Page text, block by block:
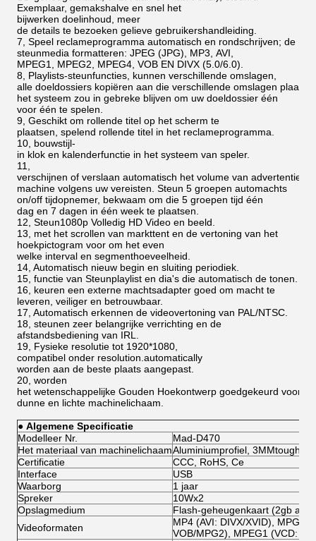
Exemplaar, gemakshalve en snel het
bijwerken doelinhoud, meer
de details te bezoeken gelieve gebruikershandleiding.
7, Speel reclameprogramma automatisch en rondschrijven; de
steunmedia formatteren: JPEG (JPG), MP3, AVI,
MPEG1, MPEG2, MPEG4, VOB EN DIVX (5.0/6.0).
8, Playlists-steunfuncties, kunnen verschillende omslagen,
alle doeldossiers kopiëren aan die verschillende omslagen
het systeem zou in gebreke blijven om uw doeldossier één
voor één te spelen.
9, Geschikt om rollende titel op het scherm te
plaatsen, spelend rollende titel in het reclameprogramma.
10, bouwstijl-
in klok en kalenderfunctie in het systeem van speler.
11,
verschijnen of verslaan automatisch het volume van
machine volgens uw vereisten. Steun 5 groepen automachts
on/off tijdopnemer, bekwaam om die 5 groepen tijd één
dag en 7 dagen in één week te plaatsen.
12, Steun1080p Volledig HD Video en beeld.
13, met het scrollen van markttent en de vertoning van het
hoekpictogram voor om het even
welke interval en segmenthoeveelheid.
14, Automatisch nieuw begin en sluiting periodiek.
15, functie van Steunplaylist en dia's die automatisch de tonen.
16, keuren een externe machtsadapter goed om macht te
leveren, veiliger en betrouwbaar.
17, Automatisch erkennen de videovertoning van PAL/NTSC.
18, steunen zeer belangrijke verrichting en de
afstandsbediening van IRL.
19, Fysieke resolutie tot 1920*1080,
compatibel onder resolution.automatically
worden aan de beste plaats aangepast.
20, worden
het wetenschappelijke Gouden Hoekontwerp goedgekeurd voor
dunne en lichte machinelichaam.
● Algemene Specificatie
Modelleer Nr.
Mad-D470
Het materiaal van machinelichaamAluminiumprofiel,
Certificatie
CCC, RoHS, Ce
Interface
USB
Waarborg
1 jaar
Spreker
10Wx2
Opslagmedium
Flash-geheugenkaart (2gb
Videoformaten
MP4 (AVI: DIVX/XVID), MPG2
VOB/MPG2), MPEG1 (VCD: